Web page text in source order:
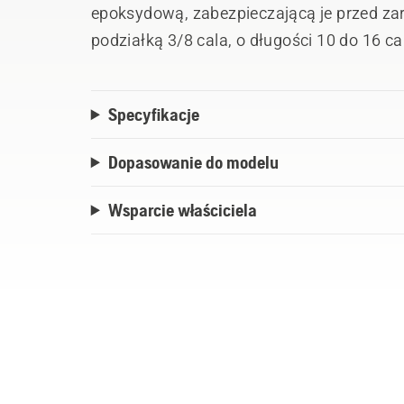
epoksydową, zabezpieczającą je przed zarysowaniami i korozją. Dostępne z
podziałką 3/8 cala, o długości 10 do 16
Specyfikacje
Dopasowanie do modelu
Wsparcie właściciela